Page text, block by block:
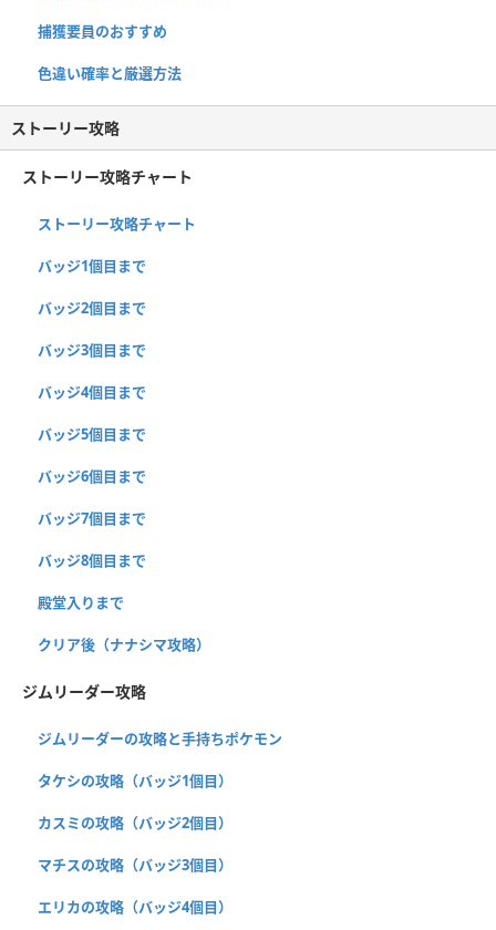
捕獲要員のおすすめ
色違い確率と厳選方法
ストーリー攻略
ストーリー攻略チャート
ストーリー攻略チャート
バッジ1個目まで
バッジ2個目まで
バッジ3個目まで
バッジ4個目まで
バッジ5個目まで
バッジ6個目まで
バッジ7個目まで
バッジ8個目まで
殿堂入りまで
クリア後（ナナシマ攻略）
ジムリーダー攻略
ジムリーダーの攻略と手持ちポケモン
タケシの攻略（バッジ1個目）
カスミの攻略（バッジ2個目）
マチスの攻略（バッジ3個目）
エリカの攻略（バッジ4個目）